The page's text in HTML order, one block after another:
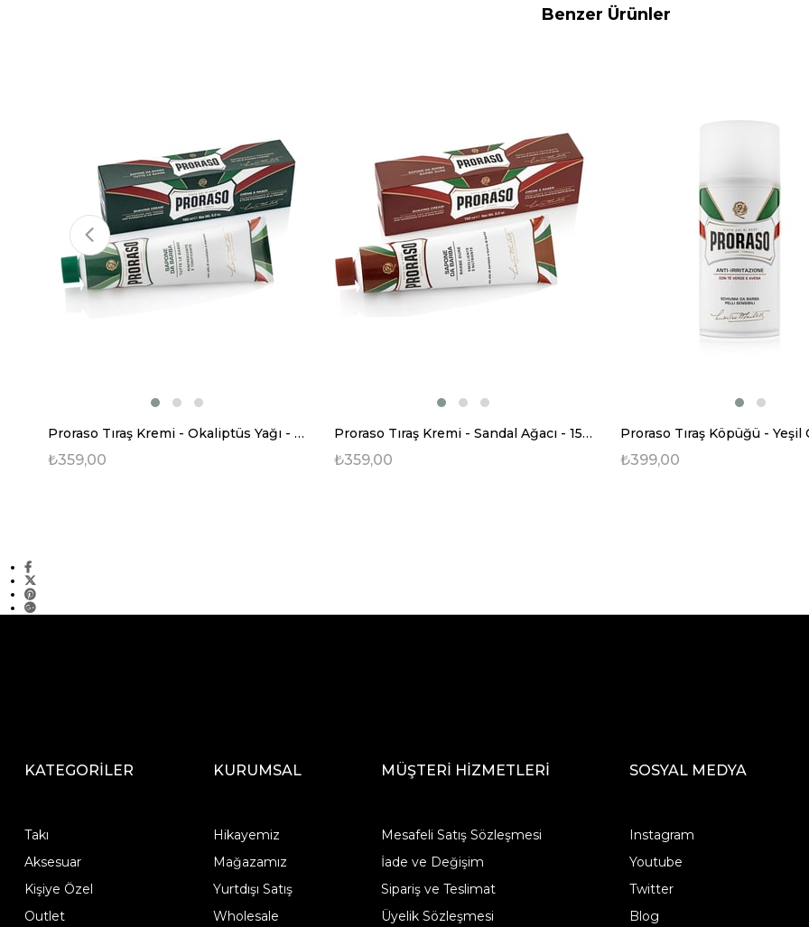
Benzer Ürünler
Proraso Tıraş Kremi - Okaliptüs Yağı - 150 ml
₺359,00
Proraso Tıraş Kremi - Sandal Ağacı - 150 ml
₺359,00 ₺399,00
KATEGORİLER
Takı
Aksesuar
Kişiye Özel
Outlet
KURUMSAL
Hikayemiz
Mağazamız
Yurtdışı Satış
Wholesale
MÜŞTERİ HİZMETLERİ
Mesafeli Satış Sözleşmesi
İade ve Değişim
Sipariş ve Teslimat
Üyelik Sözleşmesi
SOSYAL MEDYA
Instagram
Youtube
Twitter
Blog